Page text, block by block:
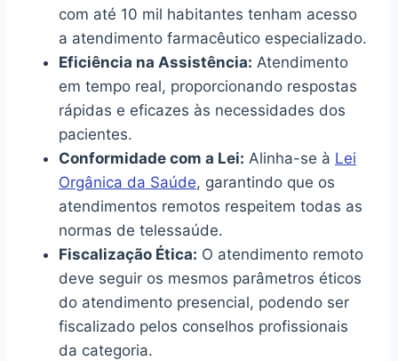
com até 10 mil habitantes tenham acesso
a atendimento farmacêutico especializado.
Eficiência na Assistência: Atendimento
em tempo real, proporcionando respostas
rápidas e eficazes às necessidades dos
pacientes.
Conformidade com a Lei: Alinha-se à Lei
Orgânica da Saúde, garantindo que os
atendimentos remotos respeitem todas as
normas de telessaúde.
Fiscalização Ética: O atendimento remoto
deve seguir os mesmos parâmetros éticos
do atendimento presencial, podendo ser
fiscalizado pelos conselhos profissionais
da categoria.